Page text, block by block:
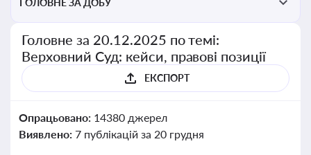
ГОЛОВНЕ ЗА ДОБУ
Головне за 20.12.2025 по темі:
Верховний Суд: кейси, правові позиції
ЕКСПОРТ
Опрацьовано: 14380 джерел
Виявлено: 7 публікацій за 20 грудня